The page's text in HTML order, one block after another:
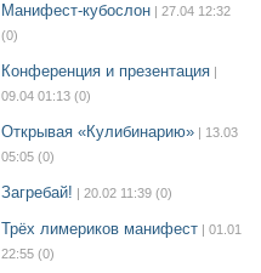
Манифест-кубослон | 27.04 12:32
(0)
Конференция и презентация |
09.04 01:13 (0)
Открывая «Кулибинарию» | 13.03
05:05 (0)
Загребай! | 20.02 11:39 (0)
Трёх лимериков манифест | 01.01
22:55 (0)